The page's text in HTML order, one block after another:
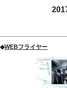
◆WEBフライヤー